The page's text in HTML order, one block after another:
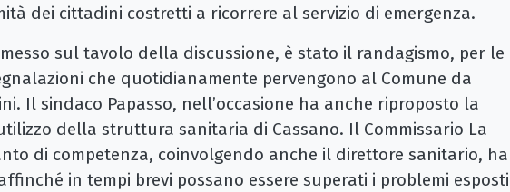
dei cittadini costretti a ricorrere al servizio di emergenza.
sul tavolo della discussione, è stato il randagismo, per le
che quotidianamente pervengono al Comune da
Il sindaco Papasso, nell’occasione ha anche riproposto la
della struttura sanitaria di Cassano. Il Commissario La
di competenza, coinvolgendo anche il direttore sanitario, ha
in tempi brevi possano essere superati i problemi esposti